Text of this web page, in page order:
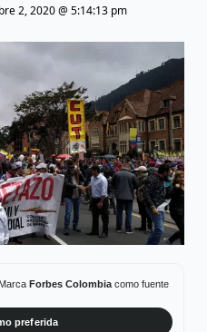
2, 2020 @ 5:14:13 pm
Forbes Colombiacomo fuente
preferida